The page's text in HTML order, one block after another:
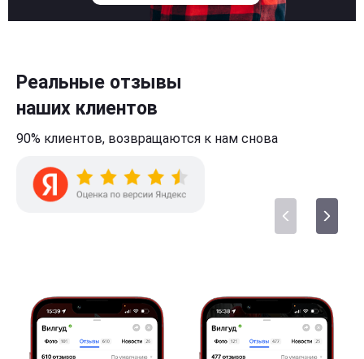
Реальные отзывы
наших клиентов
90% клиентов, возвращаются к нам снова